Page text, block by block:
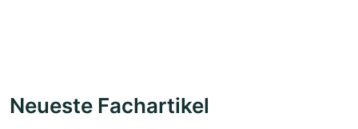
Neueste Fachartikel